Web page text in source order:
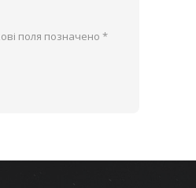
поля позначено *